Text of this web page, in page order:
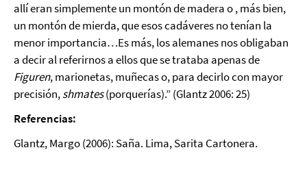
allí eran simplemente un montón de madera o , más bien,
un montón de mierda, que esos cadáveres no tenían la
menor importancia…Es más, los alemanes nos obligaban
a decir al referirnos a ellos que se trataba apenas de
Figuren, marionetas, muñecas o, para decirlo con mayor
precisión,shmates(porquerías).” (Glantz 2006: 25)
Referencias:
Glantz, Margo (2006): Saña. Lima, Sarita Cartonera.